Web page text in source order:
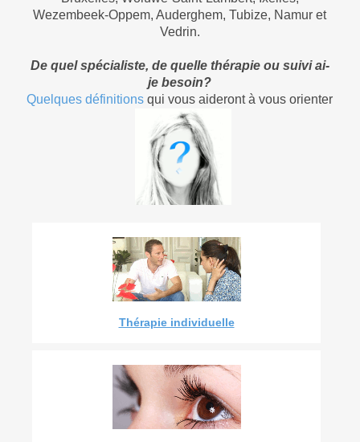
Wezembeek-Oppem, Auderghem, Tubize, Namur et
Vedrin.
De quel spécialiste, de quelle thérapie ou suivi ai-
je besoin?
Quelques définitions qui vous aideront à vous orienter
Thérapie individuelle